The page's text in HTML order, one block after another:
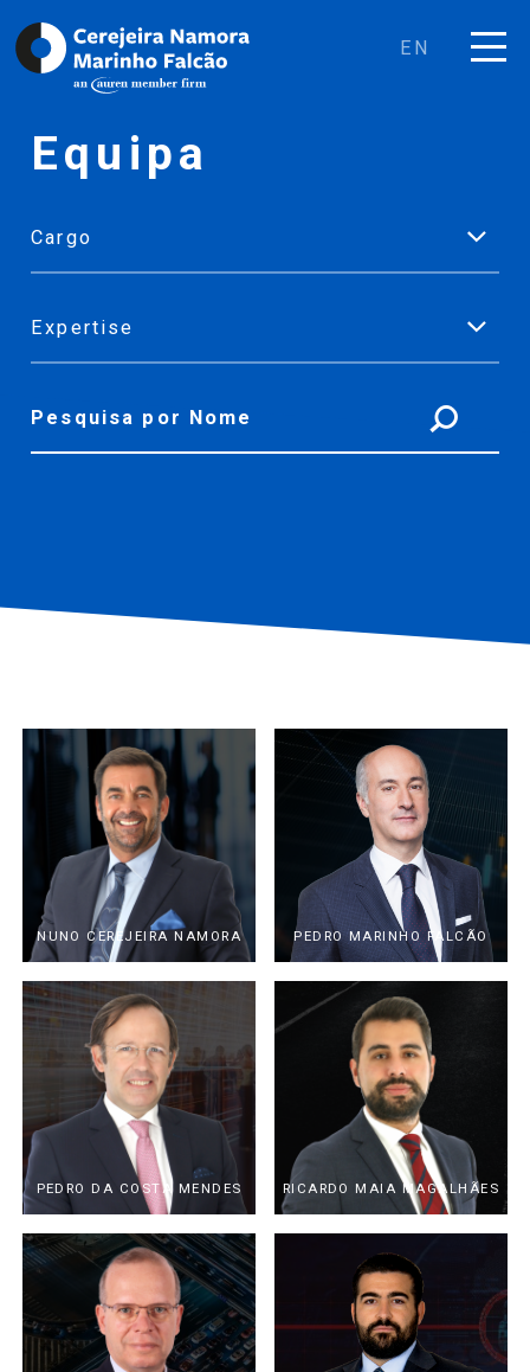
EN
Equipa
NUNO CEREJEIRA NAMORA PEDRO MARINHO FALCÃO
PEDRO DA COSTA MENDES RICARDO MAIA MAGALHÃES